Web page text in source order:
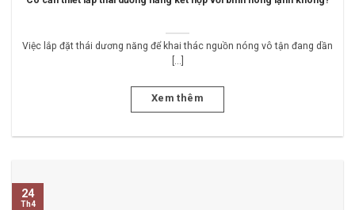
Việc lắp đặt thái dương năng để khai thác nguồn nóng vô tận đang dần
[...]
Xem thêm
24
Th4